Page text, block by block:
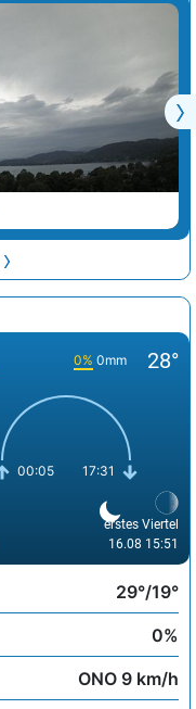
0% 0mm 28°
00:05 17:31
erstes Viertel
16.08 15:51
29°/19°
0%
ONO 9 km/h